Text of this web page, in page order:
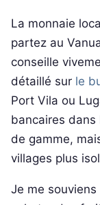
La monnaie
partez au
conseille
détaillé sur le
Port Vila ou
bancaires
de gamme,
villages plus
Je me souviens